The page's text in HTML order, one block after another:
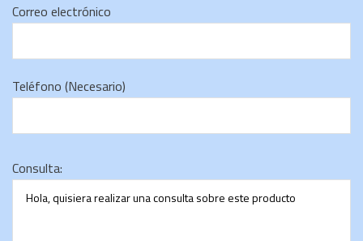
Correo electrónico
Teléfono (Necesario)
Consulta: